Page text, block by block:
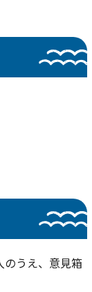
うえ、意見箱